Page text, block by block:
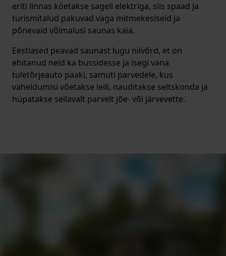
eriti linnas köetakse sageli elektriga, siis spaad ja
turismitalud pakuvad väga mitmekesiseid ja
põnevaid võimalusi saunas käia.
Eestlased peavad saunast lugu niivõrd, et on
ehitanud neid ka bussidesse ja isegi vana
tuletõrjeauto paaki, samuti parvedele, kus
vaheldumisi võetakse leili, nauditakse seltskonda ja
hüpatakse seilavalt parvelt jõe- või järvevette.